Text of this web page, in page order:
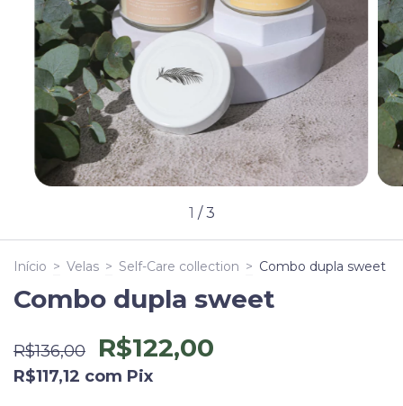
1 /3
Início > Velas > Self-Care collection > Combo dupla sweet
Combo dupla sweet
R$136,00 R$122,00
R$117,12 com Pix